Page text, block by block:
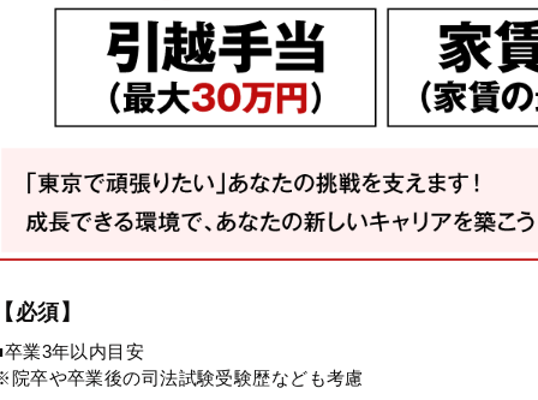
必須】
卒業3年以内目安
院卒や卒業後の司法試験受験歴なども考慮